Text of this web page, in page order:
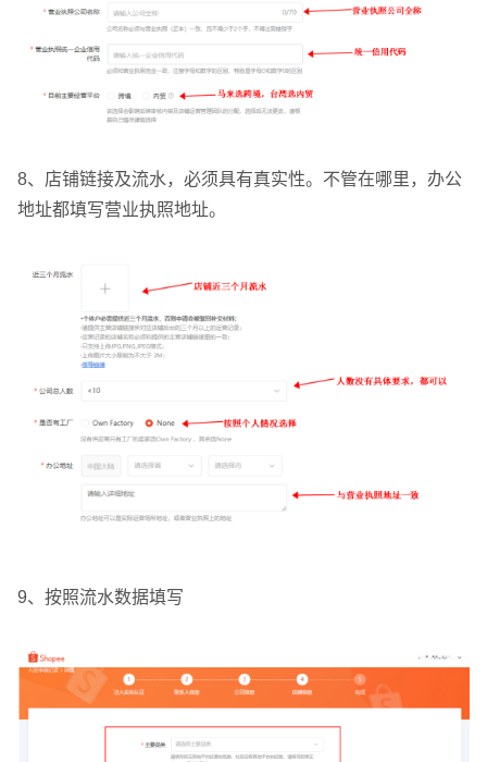
8、店铺链接及流水，必须具有真实性。不管在哪里，办公
地址都填写营业执照地址。
9、按照流水数据填写